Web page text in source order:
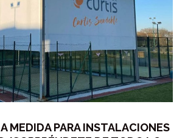
MEDIDA PARA INSTALACIONES